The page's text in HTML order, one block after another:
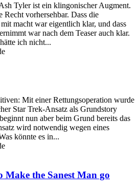
Tyler ist ein klingonischer Augment.
Recht vorhersehbar. Dass die
macht war eigentlich klar, und dass
war nach dem Teaser auch klar.
ich nicht...
Mit einer Rettungsoperation wurde
Star Trek-Ansatz als Grundstory
nun aber beim Grund bereits das
wird notwendig wegen eines
könnte es in...
the Sanest Man go